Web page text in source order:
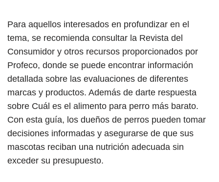
Para aquellos interesados en profundizar en el
tema, se recomienda consultar la Revista del
Consumidor y otros recursos proporcionados por
Profeco, donde se puede encontrar información
detallada sobre las evaluaciones de diferentes
marcas y productos. Además de darte respuesta
sobre Cuál es el alimento para perro más barato.
Con esta guía, los dueños de perros pueden tomar
decisiones informadas y asegurarse de que sus
mascotas reciban una nutrición adecuada sin
exceder su presupuesto.